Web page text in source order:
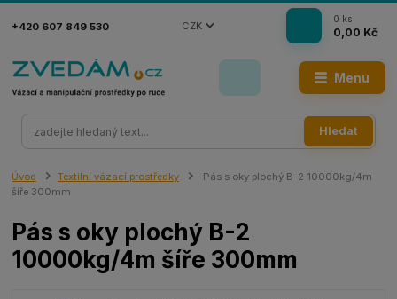
Menu
CZK
Hledat
+420 607 849 530
0 ks
0,00 Kč
Úvod Textilní vázací prostředky
Pás s oky plochý B-2 10000kg/4m
šíře 300mm
Pás s oky plochý B-2
10000kg/4m šíře 300mm